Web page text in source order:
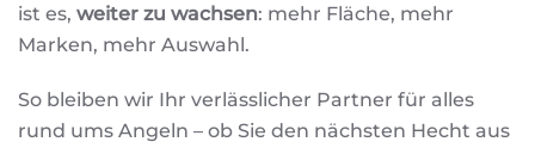
ist es, weiter zu wachsen: mehr Fläche, mehr
Marken, mehr Auswahl.
So bleiben wir Ihr verlässlicher Partner für alles
rund ums Angeln – ob Sie den nächsten Hecht aus